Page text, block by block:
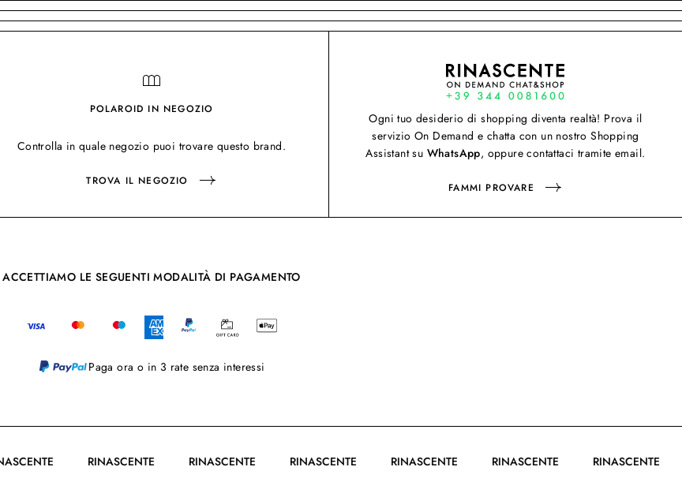
POLAROID IN NEGOZIO
Controlla in quale negozio puoi trovare questo brand.
TROVA IL NEGOZIO
Ogni tuo desiderio di shopping diventa realtà! Prova il
servizio On Demand e chatta con un nostro Shopping
Assistant su WhatsApp, oppure contattaci tramite email.
FAMMI PROVARE
ACCETTIAMO LE SEGUENTI MODALITÀ DI PAGAMENTO
Paga ora o in 3 rate senza interessi
RINASCENTE RINASCENTE RINASCENTE RINASCENTE RINASCENTE RINASCENTE RINASCENTE